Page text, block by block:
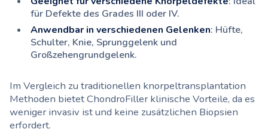
für Defekte des Grades III oder IV.
Anwendbar in verschiedenen Gelenken: Hüfte,
Schulter, Knie, Sprunggelenk und
Großzehengrundgelenk.
Im Vergleich zu traditionellen knorpeltransplantation
Methoden bietet ChondroFiller klinische Vorteile, da es
weniger invasiv ist und keine zusätzlichen Biopsien
erfordert.